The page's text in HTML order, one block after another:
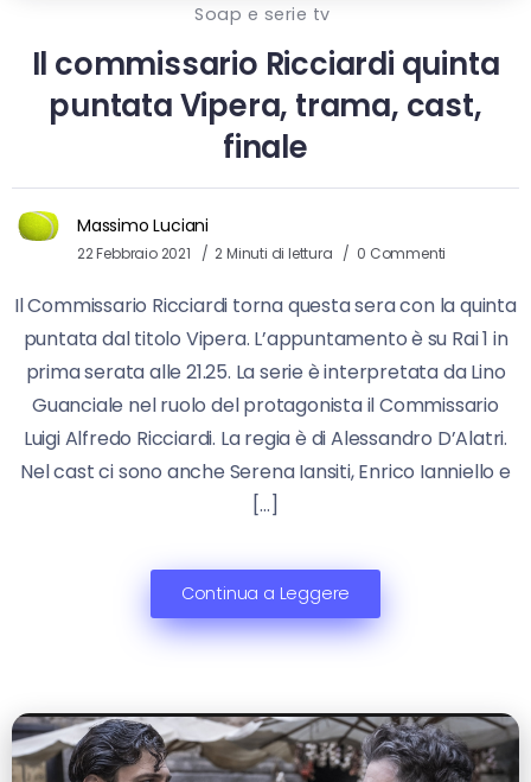
Soap e serie tv
Il commissario Ricciardi quinta
puntata Vipera, trama, cast,
finale
Massimo Luciani
22 Febbraio 2021 2 Minuti di lettura 0 Commenti
Il Commissario Ricciardi torna questa sera con la quinta
puntata dal titolo Vipera. L’appuntamento è su Rai 1 in
prima serata alle 21.25. La serie è interpretata da Lino
Guanciale nel ruolo del protagonista il Commissario
Luigi Alfredo Ricciardi. La regia è di Alessandro D’Alatri.
Nel cast ci sono anche Serena Iansiti, Enrico Ianniello e
[…]
Continua a Leggere